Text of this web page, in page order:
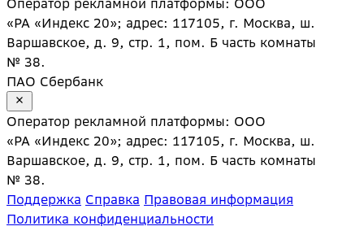
Оператор рекламной платформы: ООО
«РА «Индекс 20»; адрес: 117105, г. Москва, ш.
Варшавское, д. 9, стр. 1, пом. Б часть комнаты
№ 38.
ПАО Сбербанк
Оператор рекламной платформы: ООО
«РА «Индекс 20»; адрес: 117105, г. Москва, ш.
Варшавское, д. 9, стр. 1, пом. Б часть комнаты
№ 38.
Поддержка Справка Правовая информация
Политика конфиденциальности